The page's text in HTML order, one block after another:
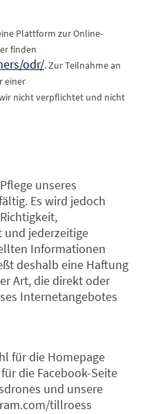
Plattform zur Online-
finden
odr/. Zur Teilnahme an
einer
nicht verpflichtet und nicht
unseres
Es wird jedoch
jederzeitige
Informationen
deshalb eine Haftung
Art, die direkt oder
Internetangebotes
für die Homepage
die Facebook-Seite
und unsere
tillroess